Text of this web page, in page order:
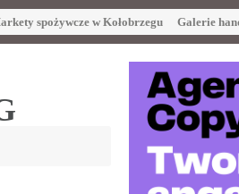
spożywcze w Kołobrzegu Galerie